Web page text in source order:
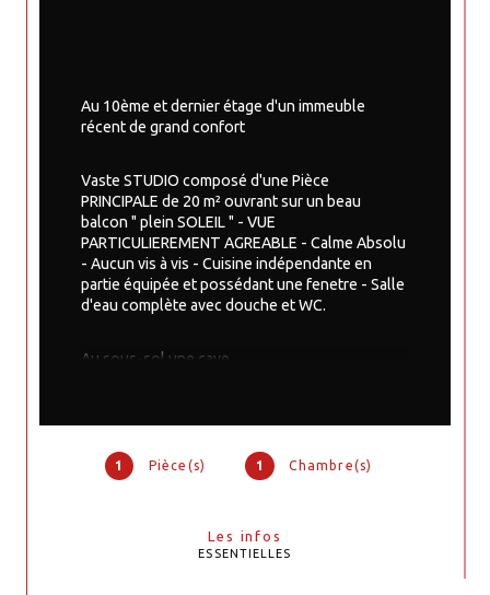
1 Pièce(s) 1 Chambre(s)
Les infos
ESSENTIELLES
Au 10ème et dernier étage d'un immeuble
récent de grand confort
Vaste STUDIO composé d'une Pièce
PRINCIPALE de 20 m² ouvrant sur un beau
balcon " plein SOLEIL " - VUE
PARTICULIEREMENT AGREABLE - Calme Absolu
- Aucun vis à vis - Cuisine indépendante en
partie équipée et possédant une fenetre - Salle
d'eau complète avec douche et WC.
Au sous-sol une cave.
Très bon état général - Immeuble de bon